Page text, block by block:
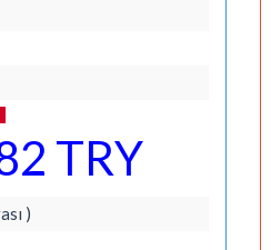
TRY
)